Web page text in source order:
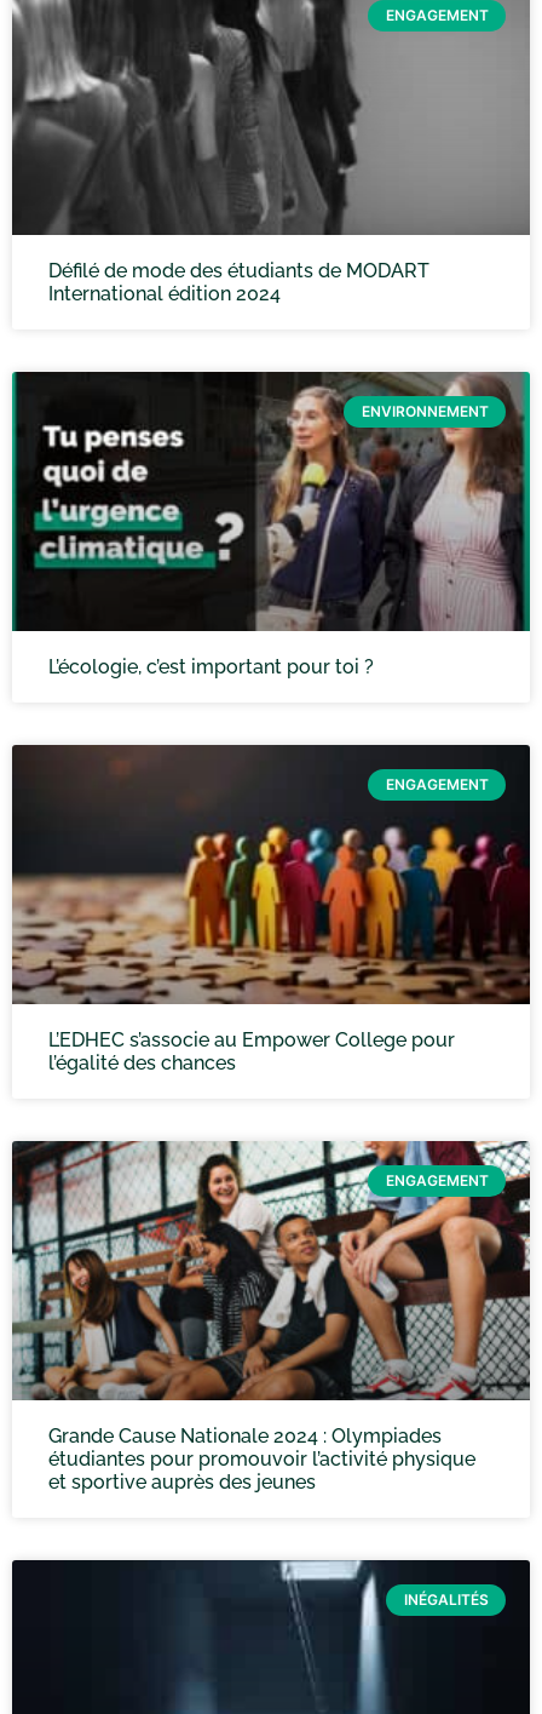
ENGAGEMENT
Défilé de mode des étudiants de MODART
International édition 2024
ENVIRONNEMENT
L’écologie, c’est important pour toi ?
ENGAGEMENT
L’EDHEC s’associe au Empower College pour
l’égalité des chances
ENGAGEMENT
Grande Cause Nationale 2024 : Olympiades
étudiantes pour promouvoir l’activité physique
et sportive auprès des jeunes
INÉGALITÉS